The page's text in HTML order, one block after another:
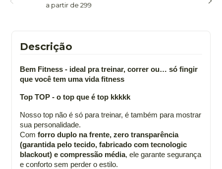
a partir de 299
Descrição
Bem Fitness - ideal pra treinar, correr ou… só fingir
que você tem uma vida fitness
Top TOP - o top que é top kkkkk
Nosso top não é só para treinar, é também para mostrar
sua personalidade.
Com forro duplo na frente, zero transparência
(garantida pelo tecido, fabricado com tecnologic
blackout) e compressão média, ele garante segurança
e conforto sem perder o estilo.